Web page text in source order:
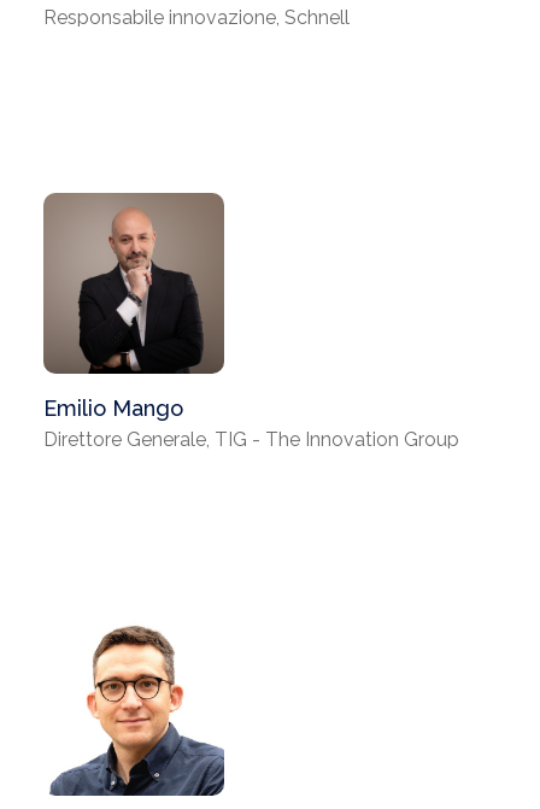
Responsabile innovazione, Schnell
Emilio Mango
Direttore Generale, TIG - The Innovation Group